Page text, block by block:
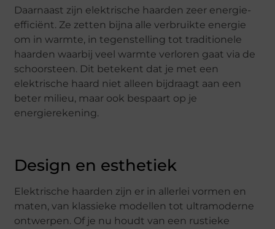
Daarnaast zijn elektrische haarden zeer energie-
efficiënt. Ze zetten bijna alle verbruikte energie
om in warmte, in tegenstelling tot traditionele
haarden waarbij veel warmte verloren gaat via de
schoorsteen. Dit betekent dat je met een
elektrische haard niet alleen bijdraagt aan een
beter milieu, maar ook bespaart op je
energierekening.
Design en esthetiek
Elektrische haarden zijn er in allerlei vormen en
maten, van klassieke modellen tot ultramoderne
ontwerpen. Of je nu houdt van een rustieke